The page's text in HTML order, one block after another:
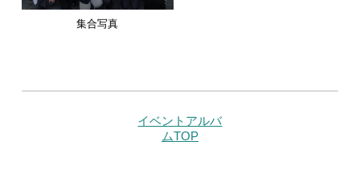
集合写真
イベントアルバ
ムTOP